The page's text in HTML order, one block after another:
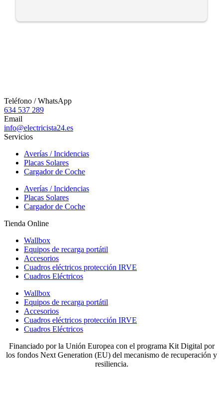
Teléfono / WhatsApp
634 537 289
Email
info@electricista24.es
Servicios
Averías / Incidencias
Placas Solares
Cargador de Coche
Averías / Incidencias
Placas Solares
Cargador de Coche
Tienda Online
Wallbox
Equipos de recarga portátil
Accesorios
Cuadros eléctricos protección IRVE
Cuadros Eléctricos
Wallbox
Equipos de recarga portátil
Accesorios
Cuadros eléctricos protección IRVE
Cuadros Eléctricos
Financiado por la Unión Europea con el programa Kit Digital por
los fondos Next Generation (EU) del mecanismo de recuperación y
resiliencia.